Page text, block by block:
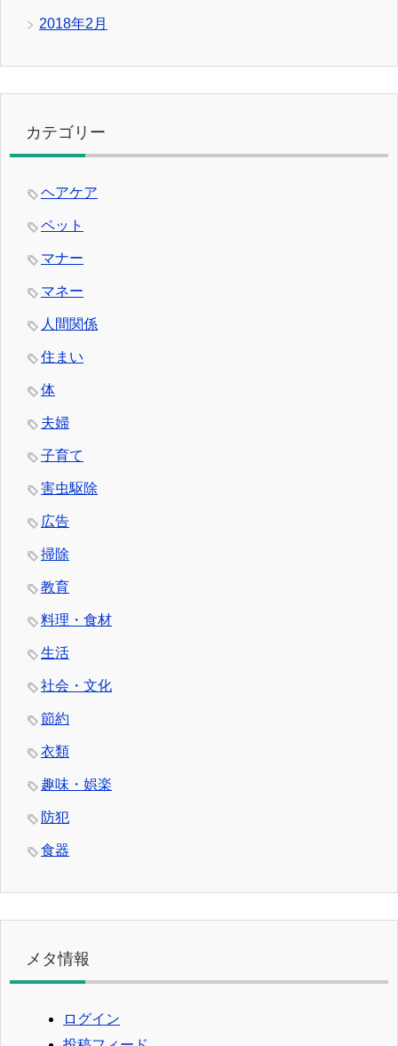
2018年2月
カテゴリー
ヘアケア
ペット
マナー
マネー
人間関係
住まい
体
夫婦
子育て
害虫駆除
広告
掃除
教育
料理・食材
生活
社会・文化
節約
衣類
趣味・娯楽
防犯
食器
メタ情報
ログイン